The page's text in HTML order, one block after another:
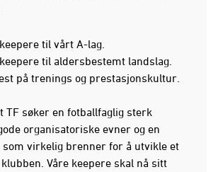
til vårt A-lag.
til aldersbestemt landslag.
på trenings og prestasjonskultur.
TF søker en fotballfaglig sterk
organisatoriske evner og en
virkelig brenner for å utvikle et
Våre keepere skal nå sitt